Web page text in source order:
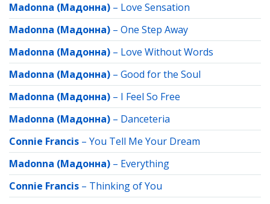
Madonna (Мадонна) – Love Sensation
Madonna (Мадонна) – One Step Away
Madonna (Мадонна) – Love Without Words
Madonna (Мадонна) – Good for the Soul
Madonna (Мадонна) – I Feel So Free
Madonna (Мадонна) – Danceteria
Connie Francis – You Tell Me Your Dream
Madonna (Мадонна) – Everything
Connie Francis – Thinking of You